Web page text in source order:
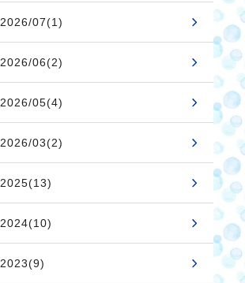
2026/07(1)
2026/06(2)
2026/05(4)
2026/03(2)
2025(13)
2024(10)
2023(9)